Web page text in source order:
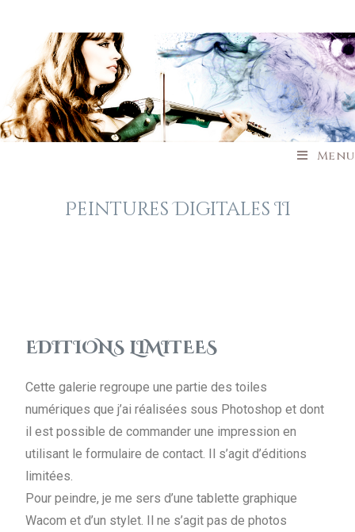
Menu
Peintures Digitales II
EDITIONS LIMITEES
Cette galerie regroupe une partie des toiles
numériques que j’ai réalisées sous Photoshop et dont
il est possible de commander une impression en
utilisant le formulaire de contact. Il s’agit d’éditions
limitées.
Pour peindre, je me sers d’une tablette graphique
Wacom et d’un stylet. Il ne s’agit pas de photos